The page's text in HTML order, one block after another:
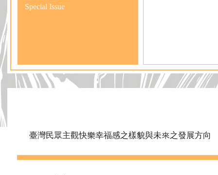
Special Issue
臺灣民眾主觀快樂幸福感之樣貌與未來之發展方向